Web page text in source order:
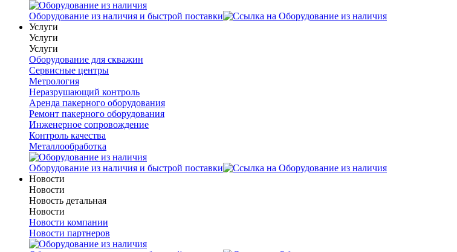
Оборудование из наличия и быстрой поставки
Услуги
Услуги
Услуги
Оборудование для скважин
Сервисные центры
Метрология
Неразрушающий контроль
Аренда пакерного оборудования
Ремонт пакерного оборудования
Инженерное сопровождение
Контроль качества
Металлообработка
Оборудование из наличия и быстрой поставки
Новости
Новости
Новость детальная
Новости
Новости компании
Новости партнеров